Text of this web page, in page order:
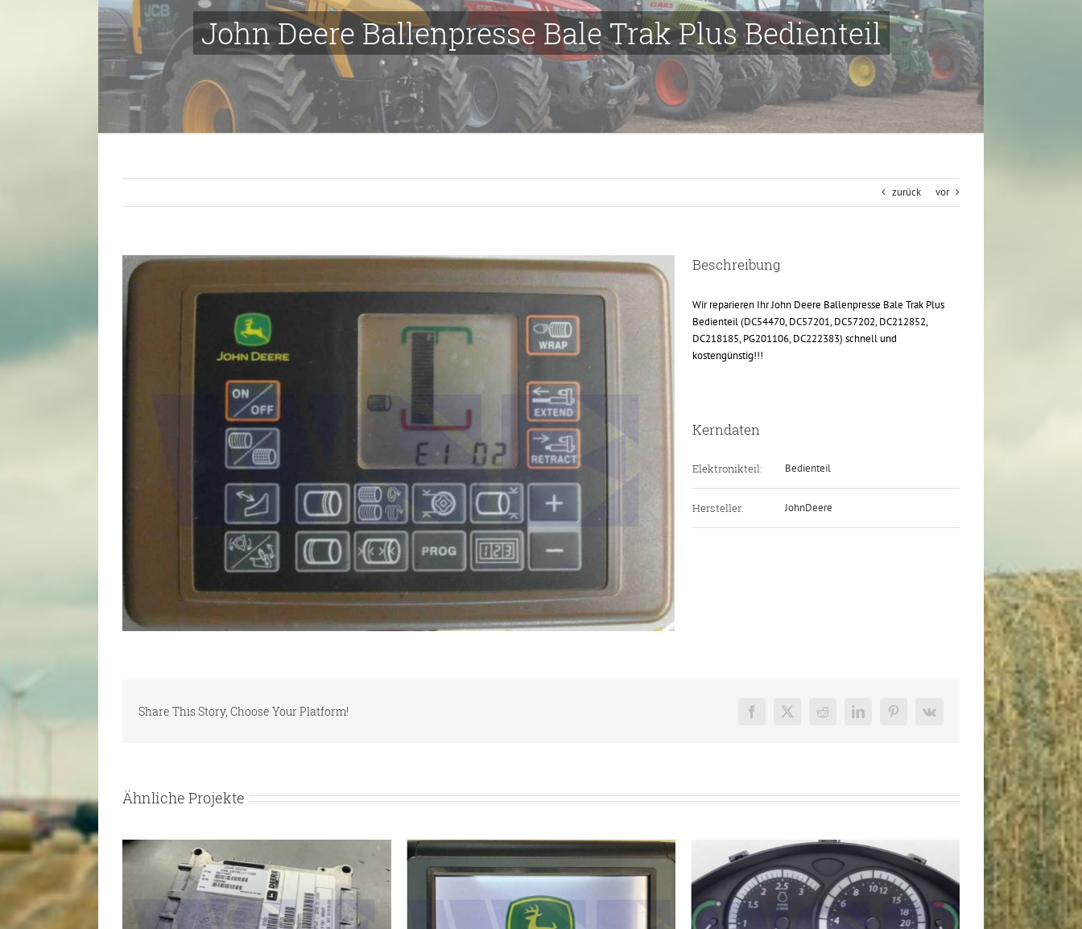
John Deere Ballenpresse Bale Trak Plus Bedienteil
zurück vor
View
Larger
Image
Beschreibung
Wir reparieren Ihr John Deere Ballenpresse Bale Trak Plus
Bedienteil (DC54470, DC57201, DC57202, DC212852,
DC218185, PG201106, DC222383) schnell und
kostengünstig!!!
Kerndaten
Elektronikteil: Bedienteil
Hersteller: JohnDeere
Share This Story, Choose Your Platform! Facebook
X Reddit LinkedInPinterest
Vk
Ähnliche Projekte